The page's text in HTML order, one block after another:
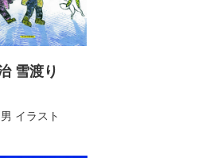
雪渡り
イラスト